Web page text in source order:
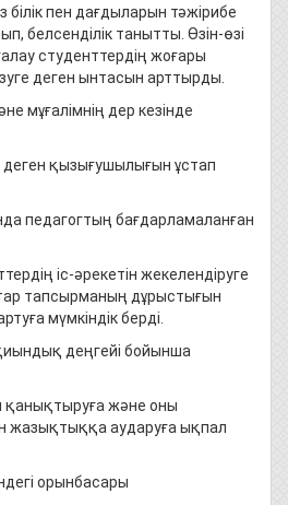
пен дағдыларын тәжірибе
белсенділік танытты. Өзін-өзі
студенттердің жоғары
деген ынтасын арттырды.
мұғалімнің дер кезінде
қызығушылығын ұстап
педагогтың бағдарламаланған
іс-әрекетін жекелендіруге
тапсырманың дұрыстығын
мүмкіндік берді.
деңгейі бойынша
қанықтыруға және оны
жазықтыққа аударуға ықпал
орынбасары